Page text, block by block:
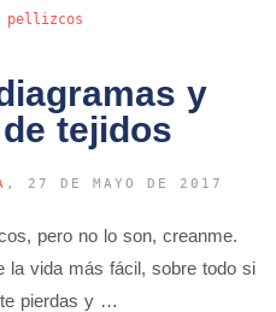
pellizcos
y
tejidos
, 27 DE MAYO DE 2017
pero no lo son, creanme.
la vida más fácil, sobre todo si
pierdas y …